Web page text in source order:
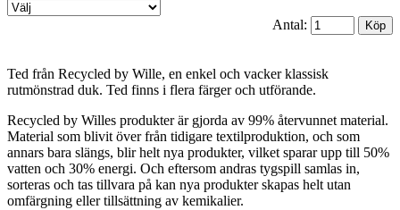
Antal:
Ted från Recycled by Wille, en enkel och vacker klassisk
rutmönstrad duk. Ted finns i flera färger och utförande.
Recycled by Willes produkter är gjorda av 99% återvunnet material.
Material som blivit över från tidigare textilproduktion, och som
annars bara slängs, blir helt nya produkter, vilket sparar upp till 50%
vatten och 30% energi. Och eftersom andras tygspill samlas in,
sorteras och tas tillvara på kan nya produkter skapas helt utan
omfärgning eller tillsättning av kemikalier.